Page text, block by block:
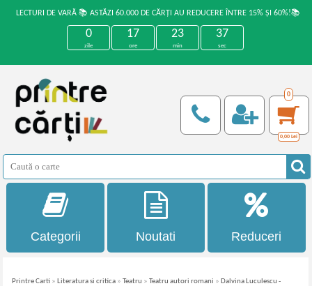
LECTURI DE VARĂ 📚 ASTĂZI 60.000 DE CĂRȚI AU REDUCERE ÎNTRE 15% ȘI 60%!📚
0
zile
17
ore
23
min
37
sec
0
0,00 Lei
Categorii Noutati Reduceri
Printre Carti » Literatura si critica »Teatru »Teatru autori romani » Dalvina Luculescu -